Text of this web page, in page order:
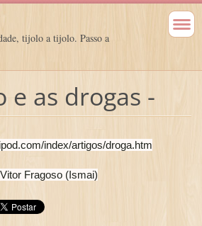
tijolo a tijolo. Passo a
e as drogas -
index/artigos/droga.htm
Fragoso (Ismai)